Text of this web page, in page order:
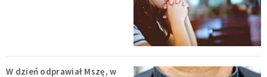
W dzień odprawiał Mszę, w